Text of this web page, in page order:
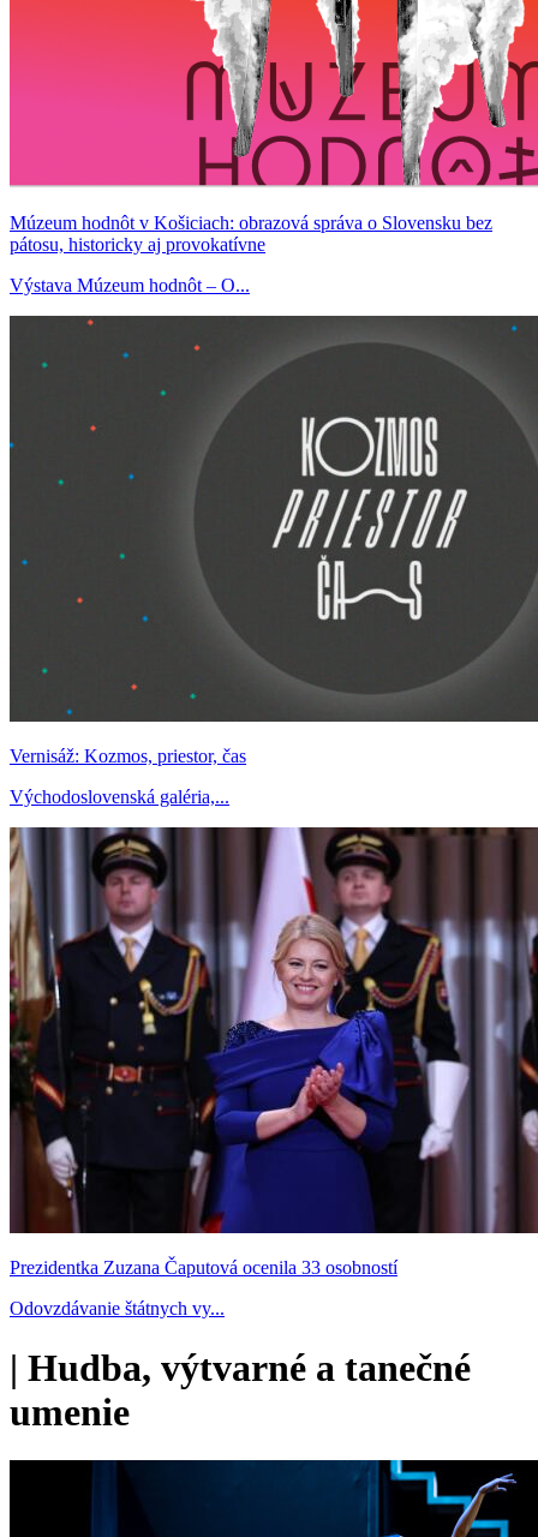
Múzeum hodnôt v Košiciach: obrazová správa o Slovensku bez
pátosu, historicky aj provokatívne
Výstava Múzeum hodnôt – O...
Vernisáž: Kozmos, priestor, čas
Východoslovenská galéria,...
Prezidentka Zuzana Čaputová ocenila 33 osobností
Odovzdávanie štátnych vy...
| Hudba, výtvarné a tanečné
umenie